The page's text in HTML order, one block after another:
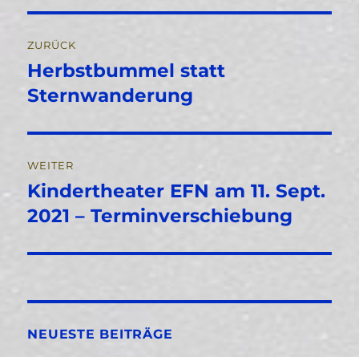
ZURÜCK
Vorheriger
Beitrag:
Herbstbummel statt
Sternwanderung
WEITER
Nächster
Beitrag:
Kindertheater EFN am 11. Sept.
2021 – Terminverschiebung
NEUESTE BEITRÄGE